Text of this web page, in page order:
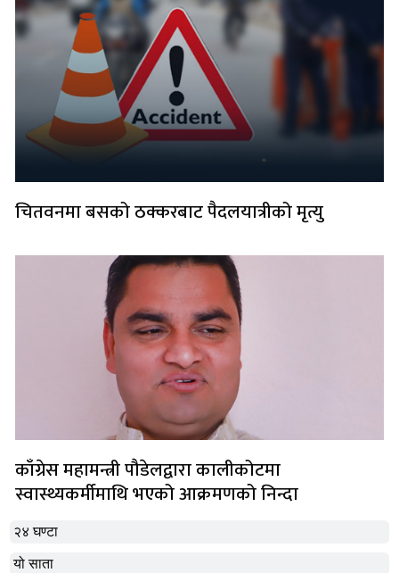
२४ घण्टा
यो साता
चितवनमा बसको ठक्करबाट पैदलयात्रीको मृत्यु
काँग्रेस महामन्त्री पौडेलद्वारा कालीकोटमा
स्वास्थ्यकर्मीमाथि भएको आक्रमणको निन्दा